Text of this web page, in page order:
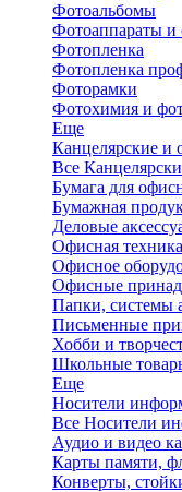
Фотоальбомы
Фотоаппараты и
Фотопленка
Фотопленка
Фоторамки
Фотохимия и
Еще
Канцелярские и
Все
Бумага для
Бумажная
Деловые
Офисная техника
Офисное
Офисные
Папки, системы
Письменные
Хобби и
Школьные
Еще
Носители
Все Носители
Аудио и видео
Карты памяти,
Конверты,